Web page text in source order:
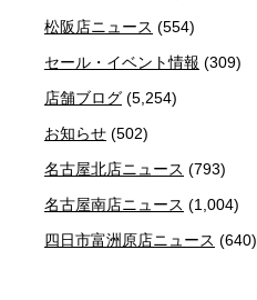
松阪店ニュース (554)
セール・イベント情報 (309)
店舗ブログ (5,254)
お知らせ (502)
名古屋北店ニュース (793)
名古屋南店ニュース (1,004)
四日市富洲原店ニュース (640)